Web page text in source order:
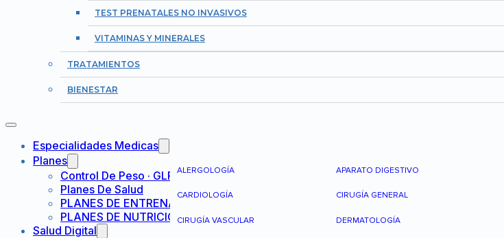
TEST PRENATALES NO INVASIVOS
VITAMINAS Y MINERALES
TRATAMIENTOS
BIENESTAR
Especialidades Medicas
ALERGOLOGÍA APARATO DIGESTIVO
CARDIOLOGÍA CIRUGÍA GENERAL
CIRUGÍA VASCULAR DERMATOLOGÍA
Planes
Control De Peso · GLP-1
Planes De Salud
PLANES DE ENTRENAMIENTO
PLANES DE NUTRICIÓN
Salud Digital